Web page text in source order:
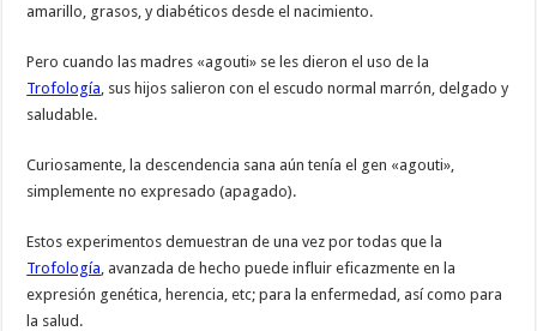
amarillo, grasos, y diabéticos desde el nacimiento.
Pero cuando las madres «agouti» se les dieron el uso de la
Trofología , sus hijos salieron con el escudo normal marrón, delgado y
saludable.
Curiosamente, la descendencia sana aún tenía el gen «agouti»,
simplemente no expresado (apagado).
Estos experimentos demuestran de una vez por todas que la
Trofología , avanzada de hecho puede influir eficazmente en la
expresión genética, herencia, etc; para la enfermedad, así como para
la salud.